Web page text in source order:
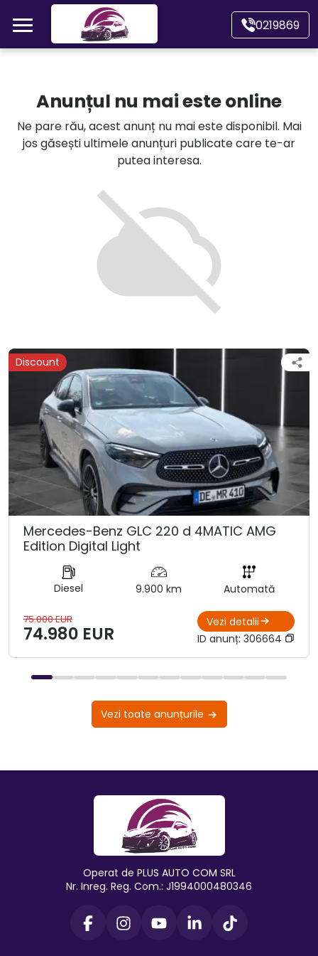
Mergi direct la conținutul principal
0219869
Autoturisme
Motociclete
Autoutilitare
Alte tipuri vehicule
Anunțul nu mai este online
Ne pare rău, acest anunț nu mai este disponibil. Mai
jos găsești ultimele anunțuri publicate care te-ar
putea interesa.
Discount
Mercedes-Benz GLC 220 d 4MATIC AMG
Edition Digital Light
Diesel 9.900 km Automată
75.000 EUR
74.980 EUR
Vezi detalii
ID anunț: 306664
Vezi toate anunțurile
Operat de PLUS AUTO COM SRL
Nr. Inreg. Reg. Com.: J1994000480346